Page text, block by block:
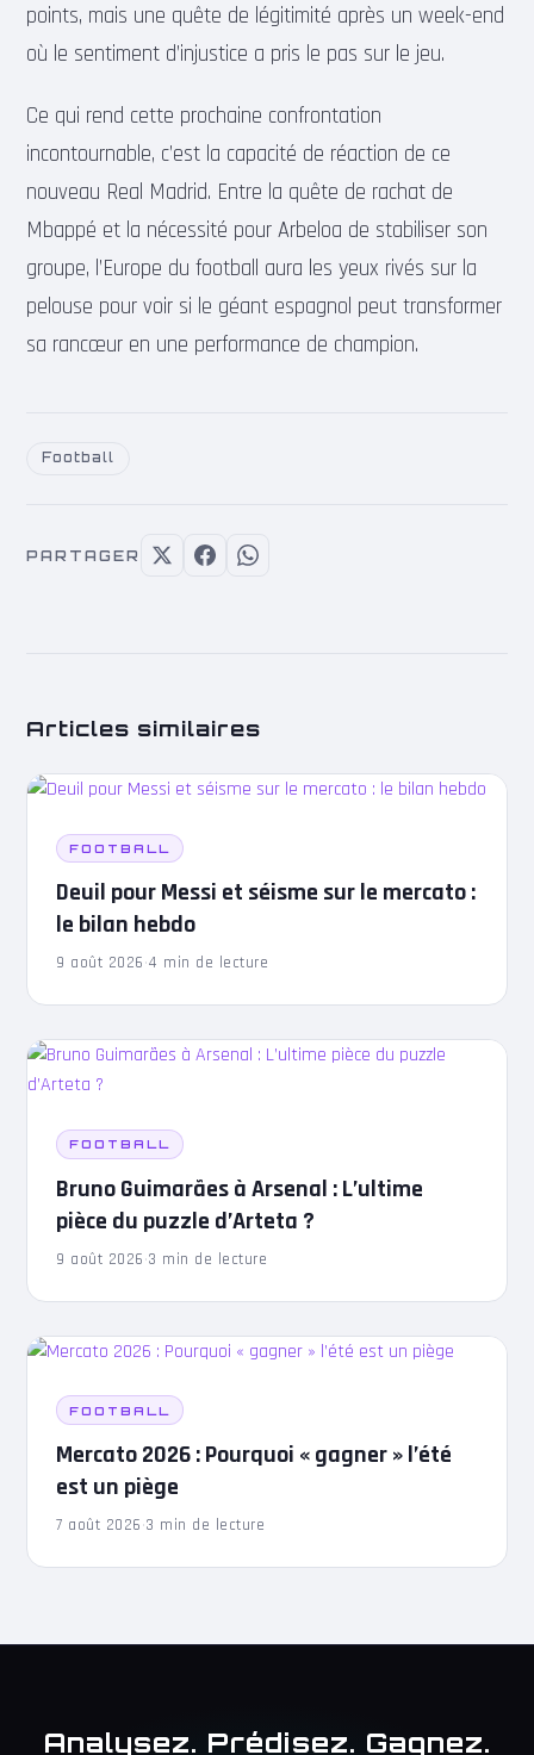
points, mais une quête de légitimité après un week-end
où le sentiment d’injustice a pris le pas sur le jeu.
Ce qui rend cette prochaine confrontation
incontournable, c’est la capacité de réaction de ce
nouveau Real Madrid. Entre la quête de rachat de
Mbappé et la nécessité pour Arbeloa de stabiliser son
groupe, l’Europe du football aura les yeux rivés sur la
pelouse pour voir si le géant espagnol peut transformer
sa rancœur en une performance de champion.
Football
PARTAGER
Articles similaires
FOOTBALL
Deuil pour Messi et séisme sur le mercato :
le bilan hebdo
9 août 2026·4 min de lecture
FOOTBALL
Bruno Guimarães à Arsenal : L’ultime
pièce du puzzle d’Arteta ?
9 août 2026·3 min de lecture
FOOTBALL
Mercato 2026 : Pourquoi « gagner » l’été
est un piège
7 août 2026·3 min de lecture
Analysez. Prédisez. Gagnez.